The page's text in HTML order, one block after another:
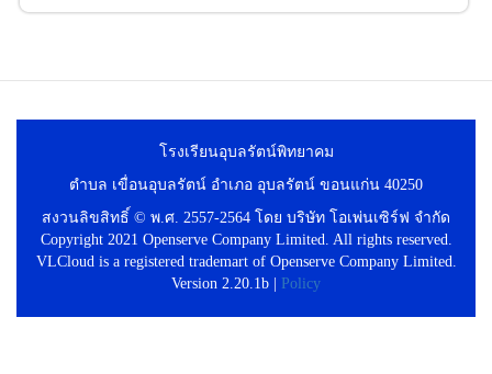
โรงเรียนอุบลรัตน์พิทยาคม
ตำบล เขื่อนอุบลรัตน์ อำเภอ อุบลรัตน์ ขอนแก่น 40250
สงวนลิขสิทธิ์ © พ.ศ. 2557-2564 โดย บริษัท โอเพ่นเซิร์ฟ จำกัด
Copyright 2021 Openserve Company Limited. All rights reserved.
VLCloud is a registered trademart of Openserve Company Limited.
Version 2.20.1b |
Policy